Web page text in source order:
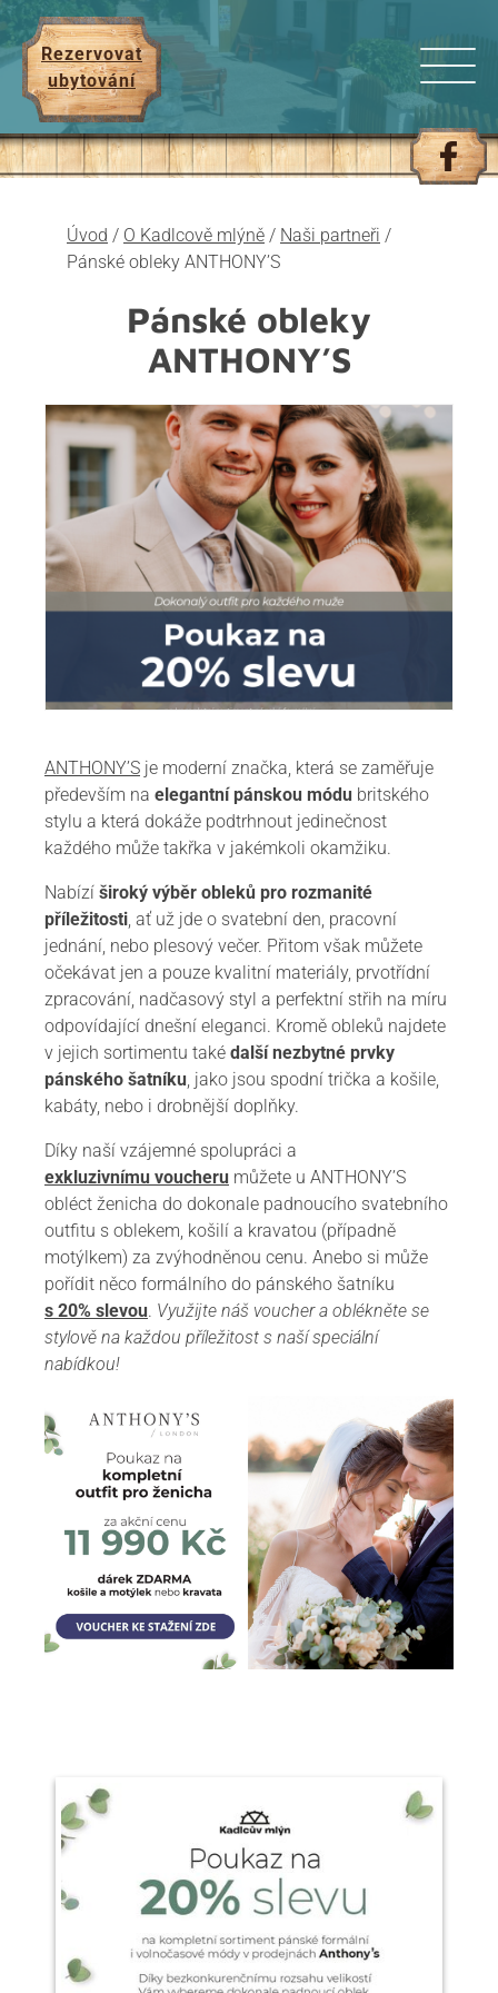
Rezervovat
ubytování
Úvod / O Kadlcově mlýně / Naši partneři /
Pánské obleky ANTHONY’S
Pánské obleky
ANTHONY’S
ANTHONY’S je moderní značka, která se zaměřuje
především na elegantní pánskou módu britského
stylu a která dokáže podtrhnout jedinečnost
každého může takřka v jakémkoli okamžiku.
Nabízí široký výběr obleků pro rozmanité
příležitosti, ať už jde o svatební den, pracovní
jednání, nebo plesový večer. Přitom však můžete
očekávat jen a pouze kvalitní materiály, prvotřídní
zpracování, nadčasový styl a perfektní střih na míru
odpovídající dnešní eleganci. Kromě obleků najdete
v jejich sortimentu také další nezbytné prvky
pánského šatníku, jako jsou spodní trička a košile,
kabáty, nebo i drobnější doplňky.
Díky naší vzájemné spolupráci a
exkluzivnímu voucheru můžete u ANTHONY’S
obléct ženicha do dokonale padnoucího svatebního
outfitu s oblekem, košilí a kravatou (případně
motýlkem) za zvýhodněnou cenu. Anebo si může
pořídit něco formálního do pánského šatníku
s 20% slevou. Využijte náš voucher a oblékněte se
stylově na každou příležitost s naší speciální
nabídkou!